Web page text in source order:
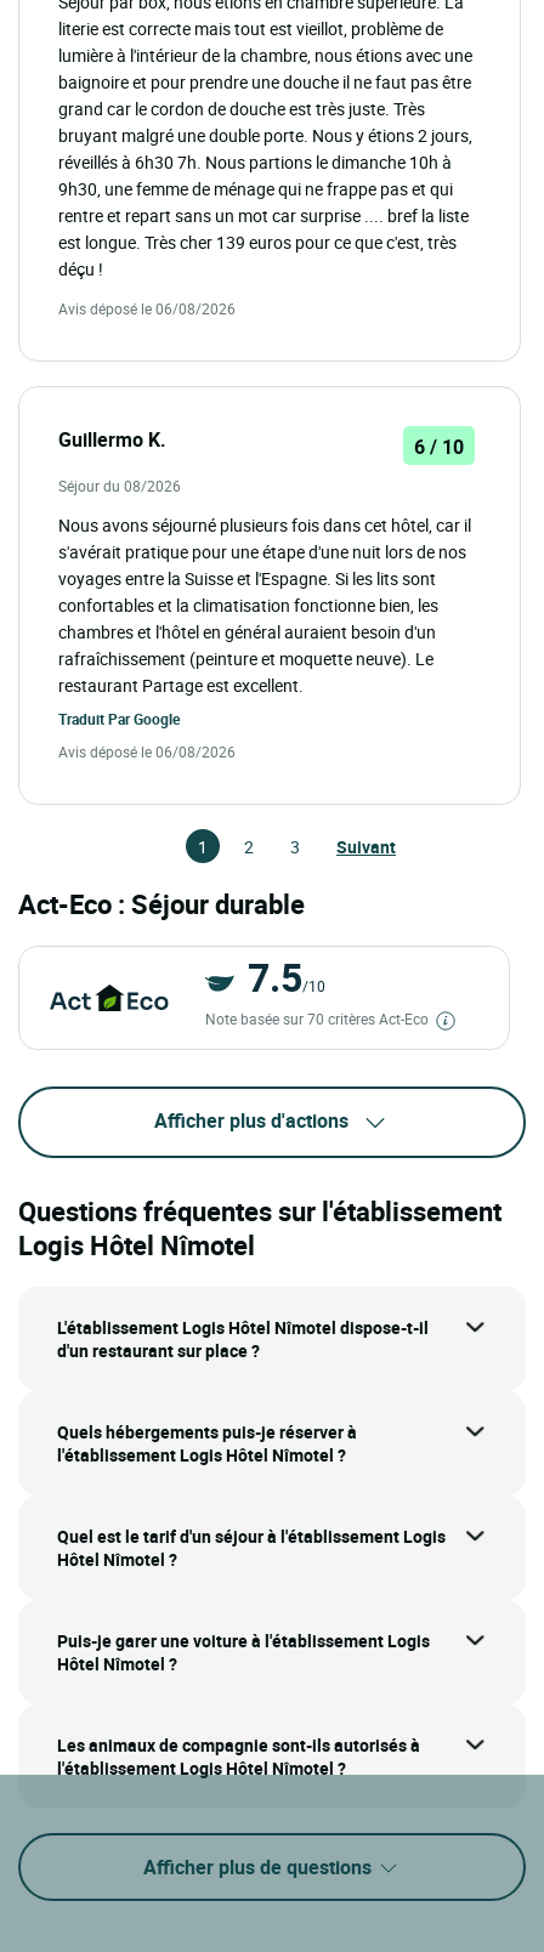
literie est correcte mais tout est vieillot, problème de
lumière à l'intérieur de la chambre, nous étions avec une
baignoire et pour prendre une douche il ne faut pas être
grand car le cordon de douche est très juste. Très
bruyant malgré une double porte. Nous y étions 2 jours,
réveillés à 6h30 7h. Nous partions le dimanche 10h à
9h30, une femme de ménage qui ne frappe pas et qui
rentre et repart sans un mot car surprise .... bref la liste
est longue. Très cher 139 euros pour ce que c'est, très
déçu !
Avis déposé le 06/08/2026
Guillermo K. 6 / 10
Séjour du 08/2026
Nous avons séjourné plusieurs fois dans cet hôtel, car il
s'avérait pratique pour une étape d'une nuit lors de nos
voyages entre la Suisse et l'Espagne. Si les lits sont
confortables et la climatisation fonctionne bien, les
chambres et l'hôtel en général auraient besoin d'un
rafraîchissement (peinture et moquette neuve). Le
restaurant Partage est excellent.
Traduit ParGoogle
Avis déposé le 06/08/2026
1 2 3 Suivant
Act-Eco : Séjour durable
7.5/10
Note basée sur 70 critères Act-Eco
Afficher plus d'actions
Questions fréquentes sur l'établissement
Logis Hôtel Nîmotel
L'établissement Logis Hôtel Nîmotel dispose-t-il
d'un restaurant sur place ?
Quels hébergements puis-je réserver à
l'établissement Logis Hôtel Nîmotel ?
Quel est le tarif d'un séjour à l'établissement Logis
Hôtel Nîmotel ?
Puis-je garer une voiture à l'établissement Logis
Hôtel Nîmotel ?
Les animaux de compagnie sont-ils autorisés à
l'établissement Logis Hôtel Nîmotel ?
Afficher plus de questions